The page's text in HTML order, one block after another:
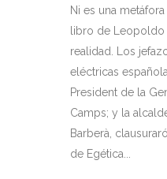
Ni es una
libro de Leopoldo
realidad. Los
eléctricas
President de la
Camps; y la
Barberà,
de Egética...